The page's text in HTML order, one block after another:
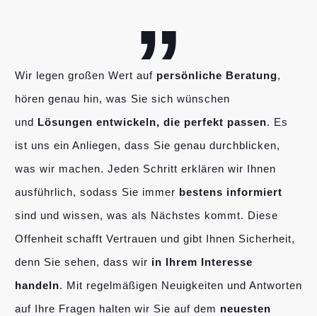
Wir legen großen Wert auf persönliche Beratung,
hören genau hin, was Sie sich wünschen
und Lösungen entwickeln, die perfekt passen. Es
ist uns ein Anliegen, dass Sie genau durchblicken,
was wir machen. Jeden Schritt erklären wir Ihnen
ausführlich, sodass Sie immer bestens informiert
sind und wissen, was als Nächstes kommt. Diese
Offenheit schafft Vertrauen und gibt Ihnen Sicherheit,
denn Sie sehen, dass wir in Ihrem Interesse
handeln. Mit regelmäßigen Neuigkeiten und Antworten
auf Ihre Fragen halten wir Sie auf dem neuesten